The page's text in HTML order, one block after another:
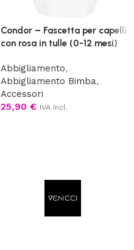
Condor – Fascetta per capelli
con rosa in tulle (0-12 mesi)
Abbigliamento,
Abbigliamento Bimba,
Accessori
25,90 € IVA Incl.